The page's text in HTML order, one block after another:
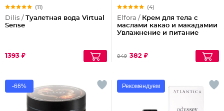
(11)
Dilis / Туалетная вода Virtual
Sense
1393 ₽
(4)
Elfora / Крем для тела с
маслами какао и макадамии
Увлажнение и питание
849 382 ₽
-66% Рекомендуем